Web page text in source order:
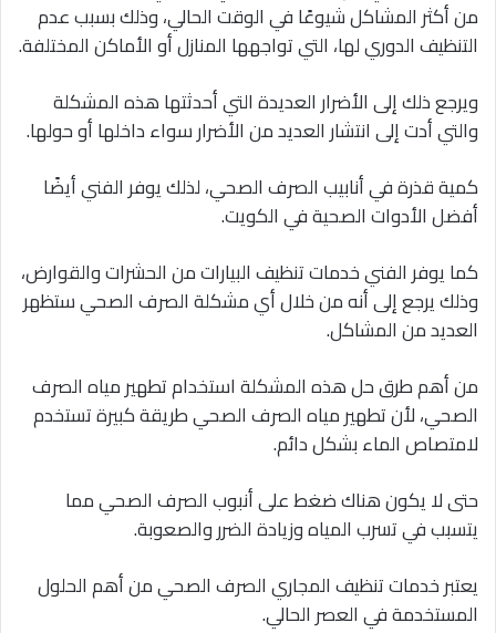
من أكثر المشاكل شيوعًا في الوقت الحالي، وذلك بسبب عدم
التنظيف الدوري لها، التي تواجهها المنازل أو الأماكن المختلفة.
ويرجع ذلك إلى الأضرار العديدة التي أحدثتها هذه المشكلة
والتي أدت إلى انتشار العديد من الأضرار سواء داخلها أو حولها.
كمية قذرة في أنابيب الصرف الصحي، لذلك يوفر الفني أيضًا
أفضل الأدوات الصحية في الكويت.
كما يوفر الفني خدمات تنظيف البيارات من الحشرات والقوارض،
وذلك يرجع إلى أنه من خلال أي مشكلة الصرف الصحي ستظهر
العديد من المشاكل.
من أهم طرق حل هذه المشكلة استخدام تطهير مياه الصرف
الصحي، لأن تطهير مياه الصرف الصحي طريقة كبيرة تستخدم
لامتصاص الماء بشكل دائم.
حتى لا يكون هناك ضغط على أنبوب الصرف الصحي مما
يتسبب في تسرب المياه وزيادة الضرر والصعوبة.
يعتبر خدمات تنظيف المجاري الصرف الصحي من أهم الحلول
المستخدمة في العصر الحالي.